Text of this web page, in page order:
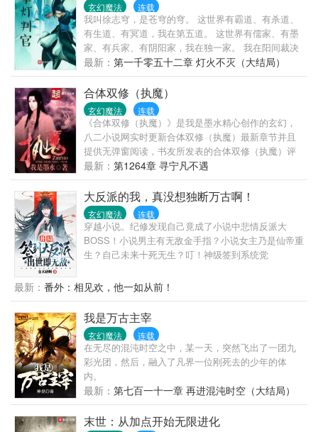
玄幻魔法 连载
我叫徐志穹，是苍穹的穹。 这世界有霸道、有杀道、
有生道、有冥道，我在第五道。 这世界有儒家、有墨
家、有兵家、有阴阳家，我在独一家。 我在阳间裁决
生杀，专杀恶人，送去阴间。 恶人在阴间受折磨，我
用恶人赚功勋，我是天下恶人的噩梦。 我提着一盏灯
笼，在深夜之中踽踽前行。 前方一阵腥风，传来阵阵
哭嚎。 莫哭，莫怕，我帮你办他，我给你公道。 是非
善恶自有分晓，有我裁决判官道。 徐志穹，一笑。 提
灯郎，掌灯！
最新： 第一千零五十二章 灯火不灭（大结局）
合体双修（执魔）
玄幻魔法 连载
《合体双修（执魔）》是我是墨水精心创作的玄幻，
八二小说网实时更新合体双修（执魔）最新章节并且
提供无弹窗阅读，书友所发表的合体双修（执魔）评
论，并不代表八二小说网赞同或者支持合体双修（执
魔）读者的观点。
最新： 第1264章 寻宁凡不遇
大反派的我，真没想独断万古啊！
玄幻魔法 连载
穿越小说。纪修发现自己竟成了小说中悲情反派大
BOSS！小说男主有无敌金手指？小说女主乃是仙帝重
生？自己未来十死无生？叮！神级签到系统觉
佛。微微一笑道：我为天帝，谁赞成，谁反对？
最新： 番外：相见欢，他一如从前！
我是万古主宰
玄幻魔法 连载
在无尽的混沌时空之中，某一天，突然飞出了一团九
彩光团，然后，融入了凡界一位刚死去的少年的体
内。
最新： 第七百一十一章 再进混沌时空（大结局）
末世：从加点开始无限进化